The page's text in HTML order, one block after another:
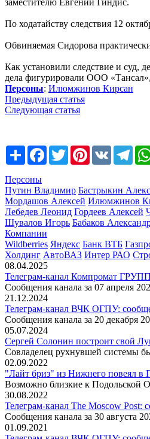
заместителю Евгении Гиндис.
По ходатайству следствия 12
Обвиняемая Сидорова
Как установили следствие и суд,
дела фигурировали ООО
Персоны: Илюмжинов Кирсан
Предыдущая статья
Следующая статья
Share Facebook
TwitterPinterest
VK
Персоны
Путин Владимир Бастрыкин
Мордашов Алексей Илюмжинов
Лебедев Леонид Гордеев Алексей
Шувалов Игорь Бабаков
Компании
Wildberries Яндекс Банк ВТБ
Холдинг АвтоВАЗ Интер РАО
08.04.2025
Телеграм-канал Компромат
Сообщения канала за 07 апреля
21.12.2024
Телеграм-канал ВЧК ОГПУ:
Сообщения канала за 20 декабря
05.07.2024
Сергей Солонин построит свой
Совладелец рухнувшей системы
02.09.2022
"Лайт бриз" из Нижнего повеял в
Возможно близкие к Подольской
30.08.2022
Телеграм-канал The Moscow Post:
Сообщения канала за 30 августа
01.09.2021